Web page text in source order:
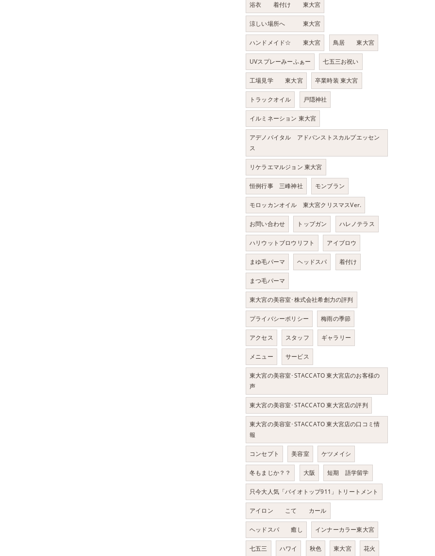
浴衣 着付け 東大宮
涼しい場所へ 東大宮
ハンドメイド☆ 東大宮 鳥居 東大宮
UVスプレーみーふぁー 七五三お祝い
工場見学 東大宮 卒業時装 東大宮
トラックオイル 戸隠神社
イルミネーション 東大宮
アデノバイタル アドバンストスカルプエッセン
ス
リケラエマルジョン 東大宮
恒例行事 三峰神社 モンブラン
モロッカンオイル 東大宮クリスマスVer.
お問い合わせ トップガン ハレノテラス
ハリウットブロウリフト アイブロウ
まゆ毛パーマ ヘッドスパ 着付け
まつ毛パーマ
東大宮の美容室･株式会社希創力の評判
プライバシーポリシー 梅雨の季節
アクセス スタッフ ギャラリー
メニュー サービス
東大宮の美容室･STACCATO 東大宮店のお客様の
声
東大宮の美容室･STACCATO 東大宮店の評判
東大宮の美容室･STACCATO 東大宮店の口コミ情
報
コンセプト 美容室 ケツメイシ
冬もまじか？？ 大阪 短期 語学留学
只今大人気「バイオトップ911」トリートメント
アイロン こて カール
ヘッドスパ 癒し インナーカラー東大宮
七五三 ハワイ 秋色 東大宮 花火